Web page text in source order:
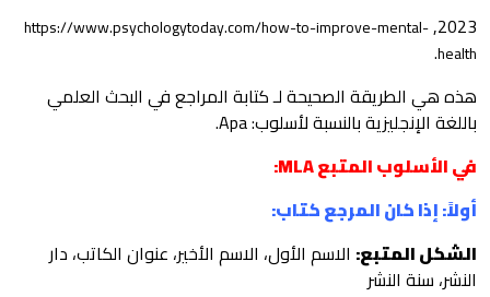
2023,
https://www.psychologytoday.com/how-to-improve-mental-
health
.
هذه هي الطريقة الصحيحة لـ كتابة المراجع في البحث العلمي
باللغة الإنجليزية بالنسبة لأسلوب: Apa.
في الأسلوب المتبع MLA:
أولاً: إذا كان المرجع كتاب:
الشكل المتبع: الاسم الأول، الاسم الأخير، عنوان الكاتب، دار
النشر، سنة النشر